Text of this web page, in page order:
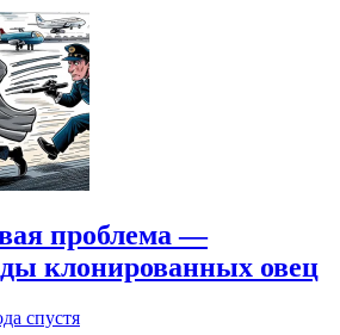
проблема —
клонированных овец
спустя